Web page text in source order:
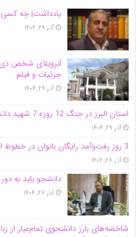
یادداشت| ‌چه کسی
آذر ۲۹, ۱۴۰۴
اَبَر‌ویلای شخص
جزئیات و فیلم
آذر ۲۹, ۱۴۰۴
استان البرز در جنگ 12 روزه 7 شهید دانشجو تقدیم انقلاب کرد
آذر ۲۹, ۱۴۰۴
3 روز رفت‌وآمد رایگان بانوان در خطوط اتوبوسرانی شهری کرج
آذر ۲۸, ۱۴۰۴
دانشجو باید به
آذر ۲۸, ۱۴۰۴
شاخصه‌های بارز دانشجوی تمام‌عیار از